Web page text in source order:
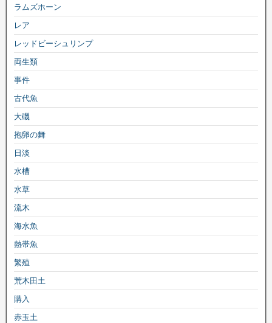
ラムズホーン
レア
レッドビーシュリンプ
両生類
事件
古代魚
大磯
抱卵の舞
日淡
水槽
水草
流木
海水魚
熱帯魚
繁殖
荒木田土
購入
赤玉土